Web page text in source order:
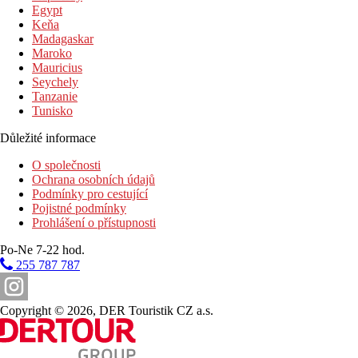
Egypt
Keňa
Madagaskar
Maroko
Mauricius
Seychely
Tanzanie
Tunisko
Důležité informace
O společnosti
Ochrana osobních údajů
Podmínky pro cestující
Pojistné podmínky
Prohlášení o přístupnosti
Po-Ne 7-22 hod.
255 787 787
Copyright © 2026, DER Touristik CZ a.s.